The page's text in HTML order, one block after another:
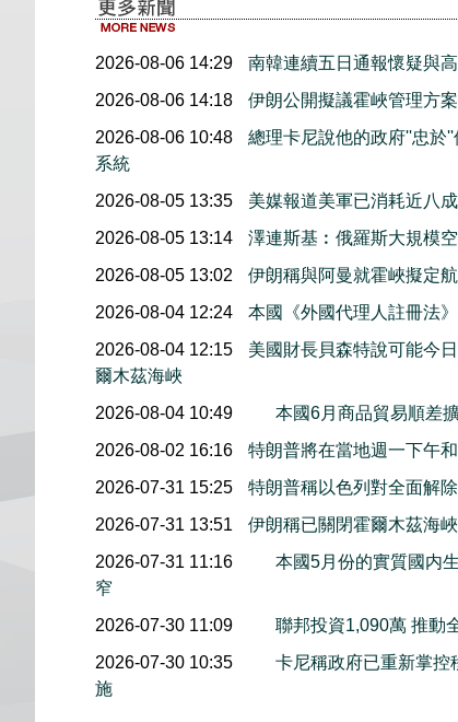
2026-08-06 14:29
南韓連續五日通報懷疑與
2026-08-06 14:18
伊朗公開擬議霍峽管理方
2026-08-06 10:48
總理卡尼說他的政府''忠於
系統
2026-08-05 13:35
美媒報道美軍已消耗近八
2026-08-05 13:14
澤連斯基︰俄羅斯大規模
2026-08-05 13:02
伊朗稱與阿曼就霍峽擬定
2026-08-04 12:24
本國《外國代理人註冊法
2026-08-04 12:15
美國財長貝森特說可能今
爾木茲海峽
2026-08-04 10:49
本國6月商品貿易順差
2026-08-02 16:16
特朗普將在當地週一下午
2026-07-31 15:25
特朗普稱以色列對全面解
2026-07-31 13:51
伊朗稱已關閉霍爾木茲海
2026-07-31 11:16
本國5月份的實質國内
窄
2026-07-30 11:09
聯邦投資1,090萬 推動
2026-07-30 10:35
卡尼稱政府已重新掌控
施